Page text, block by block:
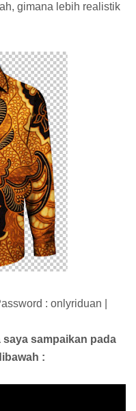
gimana lebih realistik
: onlyriduan |
saya sampaikan pada
: